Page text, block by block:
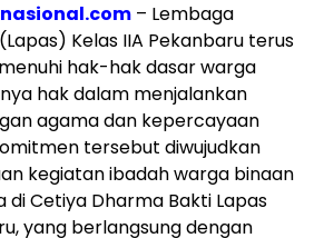
nasional.com – Lembaga
Kelas IIA Pekanbaru terus
hak-hak dasar warga
hak dalam menjalankan
agama dan kepercayaan
tersebut diwujudkan
kegiatan ibadah warga binaan
di Cetiya Dharma Bakti Lapas
yang berlangsung dengan